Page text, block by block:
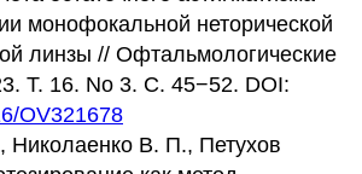
монофокальной неторической
линзы // Офтальмологические
Т. 16. No 3. С. 45−52. DOI:
OV321678
Николаенко В. П., Петухов